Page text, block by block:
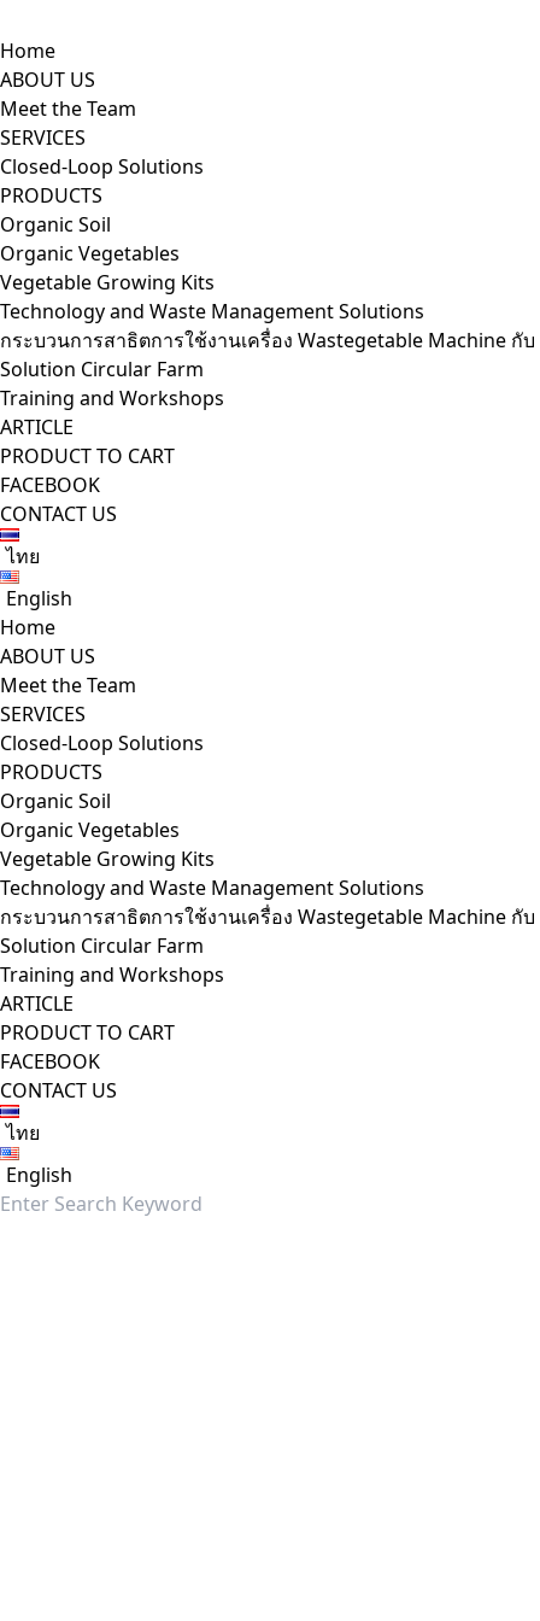
to
content
Home
ABOUT US
Meet the Team
SERVICES
Closed-Loop Solutions
PRODUCTS
Organic Soil
Organic Vegetables
Vegetable Growing Kits
Technology and Waste Management Solutions
กระบวนการสาธิตการใช้งานเครื่อง Wastegetable Machine กับ
Solution Circular Farm
Training and Workshops
ARTICLE
PRODUCT TO CART
FACEBOOK
CONTACT US
ไทย
English
Home
ABOUT US
Meet the Team
SERVICES
Closed-Loop Solutions
PRODUCTS
Organic Soil
Organic Vegetables
Vegetable Growing Kits
Technology and Waste Management Solutions
กระบวนการสาธิตการใช้งานเครื่อง Wastegetable Machine กับ
Solution Circular Farm
Training and Workshops
ARTICLE
PRODUCT TO CART
FACEBOOK
CONTACT US
ไทย
English
Search